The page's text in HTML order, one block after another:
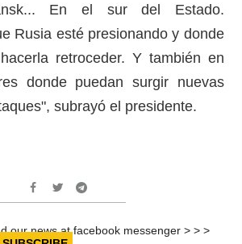
En el sur del Estado.
Rusia esté presionando y donde
retroceder. Y también en
donde puedan surgir nuevas
subrayó el presidente.
our news at facebook messenger > > >